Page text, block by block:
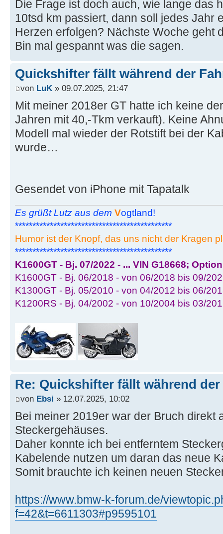
Die Frage ist doch auch, wie lange das
10tsd km passiert, dann soll jedes Jahr
Herzen erfolgen? Nächste Woche geht
Bin mal gespannt was die sagen.
Quickshifter fällt während der
von LuK » 09.07.2025, 21:47
Mit meiner 2018er GT hatte ich keine
Jahren mit 40,-Tkm verkauft). Keine
Modell mal wieder der Rotstift bei der
wurde…
Gesendet von iPhone mit Tapatalk
Es grüßt Lutz aus dem Vogtland!
*********************************************
Humor ist der Knopf, das uns nicht der Kragen
*********************************************
K1600GT - Bj. 07/2022 - ... VIN G18668;
K1600GT - Bj. 06/2018 - von 06/2018 bis 09/
K1300GT - Bj. 05/2010 - von 04/2012 bis 06/
K1200RS - Bj. 04/2002 - von 10/2004 bis 03/
Re: Quickshifter fällt während
von Ebsi » 12.07.2025, 10:02
Bei meiner 2019er war der Bruch direkt
Steckergehäuses.
Daher konnte ich bei entferntem
Kabelende nutzen um daran das neue
Somit brauchte ich keinen neuen
https://www.bmw-k-forum.de/
f=42&t=6611303#p9595101